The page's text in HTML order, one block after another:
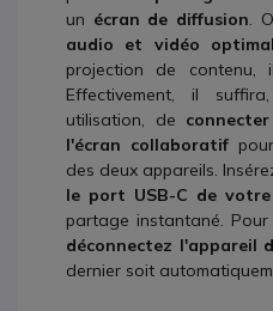
un écran de diffusion.
audio et vidéo
projection de
Effectivement, il
utilisation, de
l'écran collaboratif
des deux appareils.
le port USB-C de
partage instantané.
déconnectez l'appareil
dernier soit